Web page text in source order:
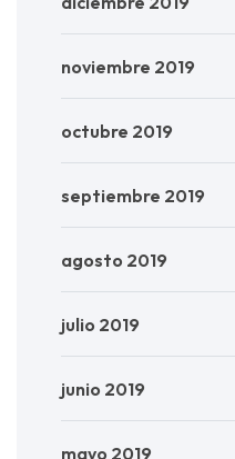
noviembre 2019
octubre 2019
septiembre 2019
agosto 2019
julio 2019
junio 2019
mayo 2019